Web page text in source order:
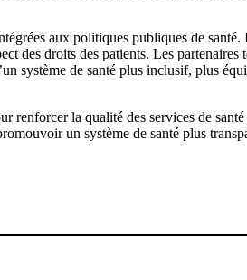
aux politiques publiques de
des droits des patients. Les partenaires
système de santé plus inclusif, plus
renforcer la qualité des services de
un système de santé plus